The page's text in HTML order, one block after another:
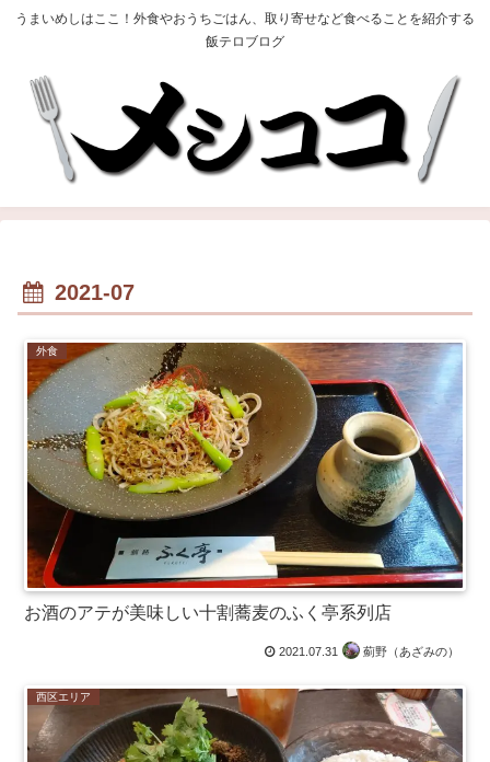
うまいめしはここ！外食やおうちごはん、取り寄せなど食べることを紹介する
飯テロブログ
2021-07
外食
お酒のアテが美味しい十割蕎麦のふく亭系列店
2021.07.31 薊野（あざみの）
西区エリア